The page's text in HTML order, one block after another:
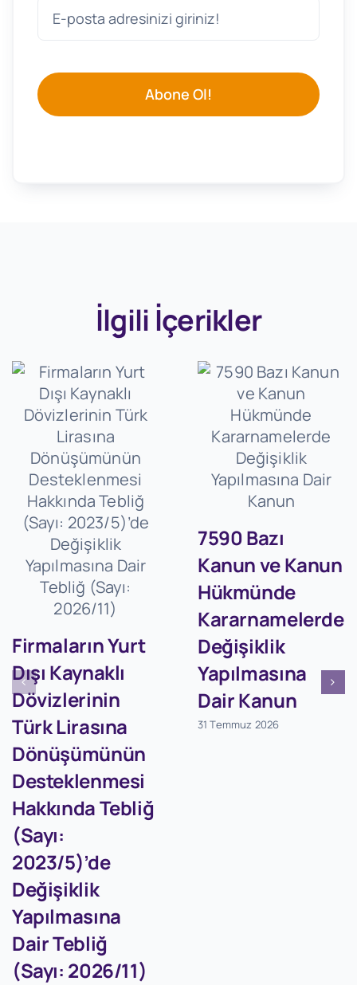
Abone Ol!
İlgili İçerikler
Firmaların Yurt
Dışı Kaynaklı
Dövizlerinin
Türk Lirasına
Dönüşümünün
Desteklenmesi
Hakkında Tebliğ
(Sayı:
2023/5)’de
Değişiklik
Yapılmasına
Dair Tebliğ
(Sayı: 2026/11)
7590 Bazı
Kanun ve Kanun
Hükmünde
Kararnamelerde
Değişiklik
Yapılmasına
Dair Kanun
31 Temmuz 2026